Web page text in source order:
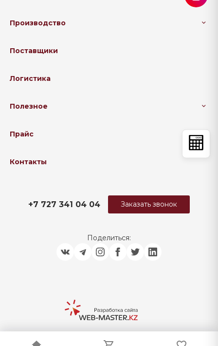
Производство
Поставщики
Логистика
Полезное
Прайс
Контакты
+7 727 341 04 04 Заказать звонок
Поделиться: